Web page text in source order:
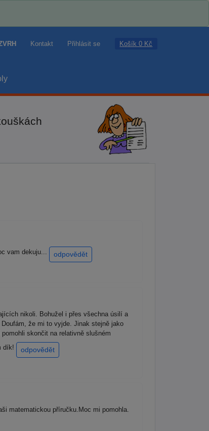
Kontakt Přihlásit se Košík 0 Kč
vam dekuju... odpovědět
nikoli. Bohužel i přes všechna úsilí a
že mi to vyjde. Jinak stejně jako
skončit na relativně slušném
dík!
odpovědět
matematickou příručku.Moc mi pomohla.